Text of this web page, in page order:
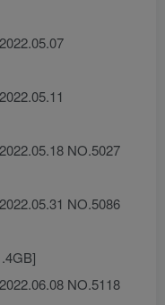
NO.5027
NO.5086
NO.5118